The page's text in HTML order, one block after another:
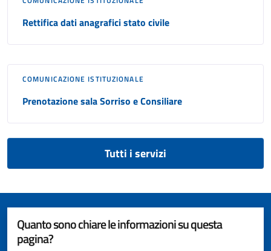
Rettifica dati anagrafici stato civile
COMUNICAZIONE ISTITUZIONALE
Prenotazione sala Sorriso e Consiliare
Tutti i servizi
Quanto sono chiare le informazioni su questa
pagina?